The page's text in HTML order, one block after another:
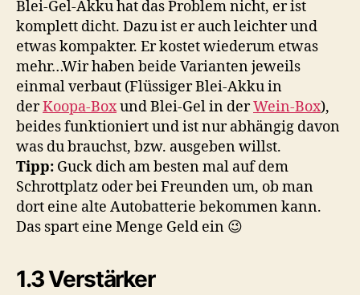
Blei-Gel-Akku hat das Problem nicht, er ist
komplett dicht. Dazu ist er auch leichter und
etwas kompakter. Er kostet wiederum etwas
mehr…Wir haben beide Varianten jeweils
einmal verbaut (Flüssiger Blei-Akku in
derKoopa-Boxund Blei-Gel in derWein-Box),
beides funktioniert und ist nur abhängig davon
was du brauchst, bzw. ausgeben willst.
Tipp: Guck dich am besten mal auf dem
Schrottplatz oder bei Freunden um, ob man
dort eine alte Autobatterie bekommen kann.
Das spart eine Menge Geld ein 😉
1.3 Verstärker